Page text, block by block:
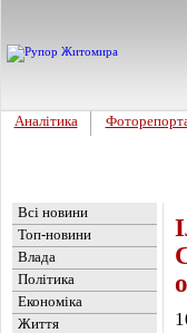
Аналітика
Всі новини
Топ-новини
Влада
Політика
Економіка
Життя